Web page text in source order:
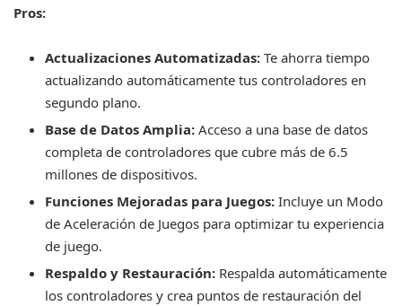
Pros:
Actualizaciones Automatizadas: Te ahorra tiempo
actualizando automáticamente tus controladores en
segundo plano.
Base de Datos Amplia: Acceso a una base de datos
completa de controladores que cubre más de 6.5
millones de dispositivos.
Funciones Mejoradas para Juegos: Incluye un Modo
de Aceleración de Juegos para optimizar tu experiencia
de juego.
Respaldo y Restauración: Respalda automáticamente
los controladores y crea puntos de restauración del